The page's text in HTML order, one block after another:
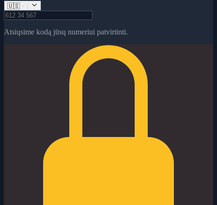
🇺🇸 +1
Atsiųsime kodą jūsų numeriui patvirtinti.